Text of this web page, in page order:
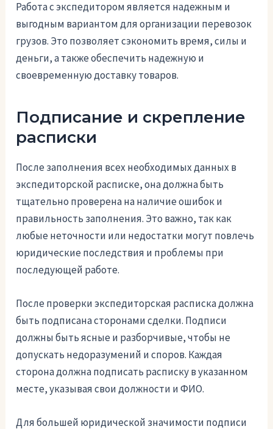
Работа с экспедитором является надежным и
выгодным вариантом для организации перевозок
грузов. Это позволяет сэкономить время, силы и
деньги, а также обеспечить надежную и
своевременную доставку товаров.
Подписание и скрепление
расписки
После заполнения всех необходимых данных в
экспедиторской расписке, она должна быть
тщательно проверена на наличие ошибок и
правильность заполнения. Это важно, так как
любые неточности или недостатки могут повлечь
юридические последствия и проблемы при
последующей работе.
После проверки экспедиторская расписка должна
быть подписана сторонами сделки. Подписи
должны быть ясные и разборчивые, чтобы не
допускать недоразумений и споров. Каждая
сторона должна подписать расписку в указанном
месте, указывая свои должности и ФИО.
Для большей юридической значимости подписи